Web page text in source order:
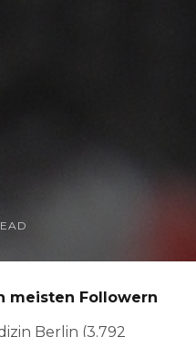
meisten Followern
Berlin (3.792